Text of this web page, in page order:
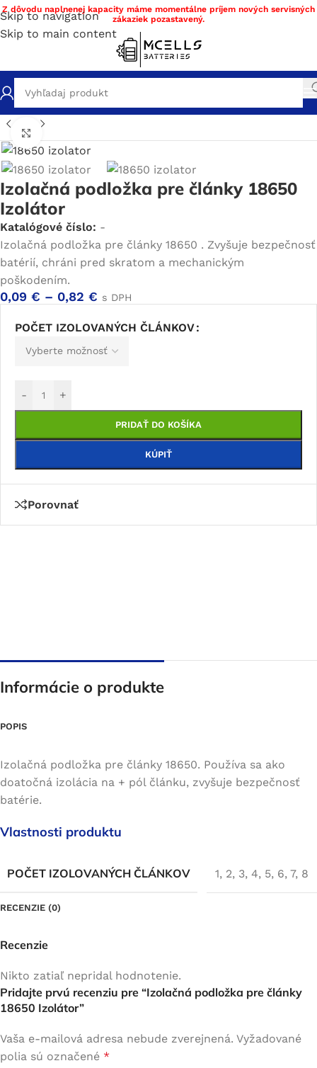
Skip to navigation
Skip to main content
Z dôvodu naplnenej kapacity máme momentálne príjem nových servisných
zákaziek pozastavený.
batérie DIY materiál/Izolačné materiály/Izolačné papiere
Izolačná podložka pre články 18650
Izolátor
Katalógové číslo: -
Izolačná podložka pre články 18650 . Zvyšuje bezpečnosť
batérií, chráni pred skratom a mechanickým
poškodením.
0,09 € – 0,82 € s DPH
POČET IZOLOVANÝCH ČLÁNKOV
- +
PRIDAŤ DO KOŠÍKA
KÚPIŤ
Porovnať
Informácie o produkte
POPIS
Izolačná podložka pre články 18650. Používa sa ako
doatočná izolácia na + pól článku, zvyšuje bezpečnosť
batérie.
Vlastnosti produktu
POČET IZOLOVANÝCH ČLÁNKOV 1, 2, 3, 4, 5, 6, 7, 8
RECENZIE (0)
Recenzie
Nikto zatiaľ nepridal hodnotenie.
Pridajte prvú recenziu pre “Izolačná podložka pre články
18650 Izolátor”
Vaša e-mailová adresa nebude zverejnená. Vyžadované
polia sú označené *